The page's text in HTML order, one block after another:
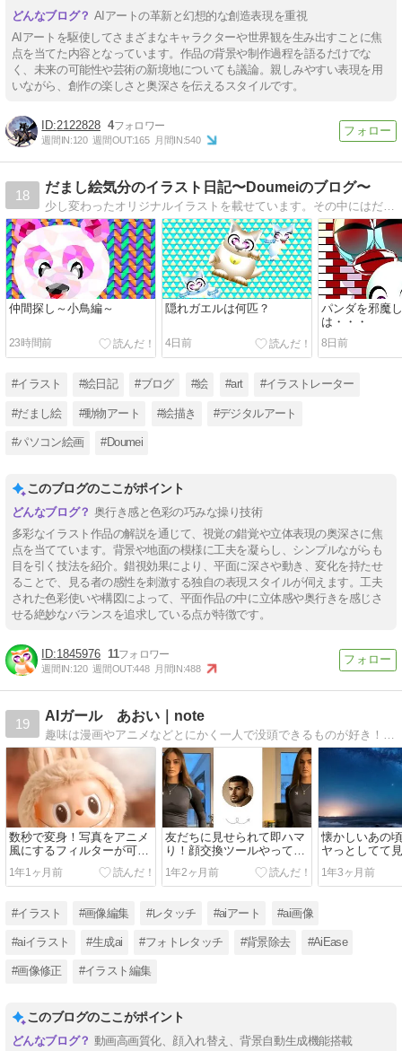
AIアートの革新と幻想的な創造表現を重視
AIアートを駆使してさまざまなキャラクターや世界観を生み出すことに焦
点を当てた内容となっています。作品の背景や制作過程を語るだけでな
く、未来の可能性や芸術の新境地についても議論。親しみやすい表現を用
いながら、創作の楽しさと奥深さを伝えるスタイルです。
2122828 4
週間IN:120 週間OUT:165 月間IN:540
18
だまし絵気分のイラスト日記〜Doumeiのブログ〜
少し変わったオリジナルイラストを載せています。その中にはだまし絵を含ませた作品や･･時には間違い探しの作品等を更新しています。
仲間探し～小鳥編～
23時間前
隠れガエルは何匹？
4日前
パンダを邪魔
は・・・
8日前
#イラスト #絵日記 #ブログ #絵 #art #イラストレーター
#だまし絵 #動物アート #絵描き #デジタルアート
#パソコン絵画 #Doumei
このブログのここがポイント
奥行き感と色彩の巧みな操り技術
多彩なイラスト作品の解説を通じて、視覚の錯覚や立体表現の奥深さに焦
点を当てています。背景や地面の模様に工夫を凝らし、シンプルながらも
目を引く技法を紹介。錯視効果により、平面に深さや動き、変化を持たせ
ることで、見る者の感性を刺激する独自の表現スタイルが伺えます。工夫
された色彩使いや構図によって、平面作品の中に立体感や奥行きを感じさ
せる絶妙なバランスを追求している点が特徴です。
1845976 11
週間IN:120 週間OUT:448 月間IN:488
19
AIガール あおい｜note
趣味は漫画やアニメなどとにかく一人で没頭できるものが好き！ そんな私は小さいころから暇あれば絵を描き、愛し、大人になったら絶対漫画家になろうと思ってました。 そんな私がAIと出会った。
数秒で変身！写真をアニメ
風にするフィルターが可愛
すぎる♡
1年1ヶ月前
友だちに見せられて即ハマ
り！顔交換ツールやってみ
た
1年2ヶ月前
懐かしいあの
ヤっとしてて
い・・そんな
決！！！動画
1年3ヶ月前
#イラスト #画像編集 #レタッチ #aiアート #ai画像
#aiイラスト #生成ai #フォトレタッチ #背景除去 #AiEase
#画像修正 #イラスト編集
このブログのここがポイント
動画高画質化、顔入れ替え、背景自動生成機能搭載